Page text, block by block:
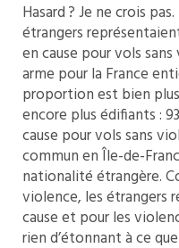
Hasard ? Je ne crois
étrangers
en cause pour vols
arme pour la France
proportion est bien
encore plus édifiants :
cause pour vols sans
commun en Île-de-
nationalité étrangère.
violence, les étrangers
cause et pour les
rien d’étonnant à ce